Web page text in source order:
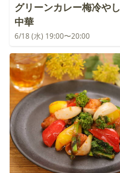
グリーンカレー梅冷やし
中華
6/18 (水) 19:00〜20:00